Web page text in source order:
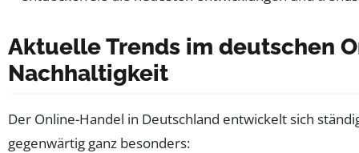
Aktuelle Trends im deutschen
Nachhaltigkeit
Der Online-Handel in Deutschland entwickelt sich
gegenwärtig ganz besonders: